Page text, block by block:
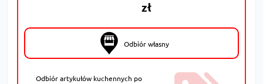
zł
Odbiór własny
Odbiór artykułów kuchennych po